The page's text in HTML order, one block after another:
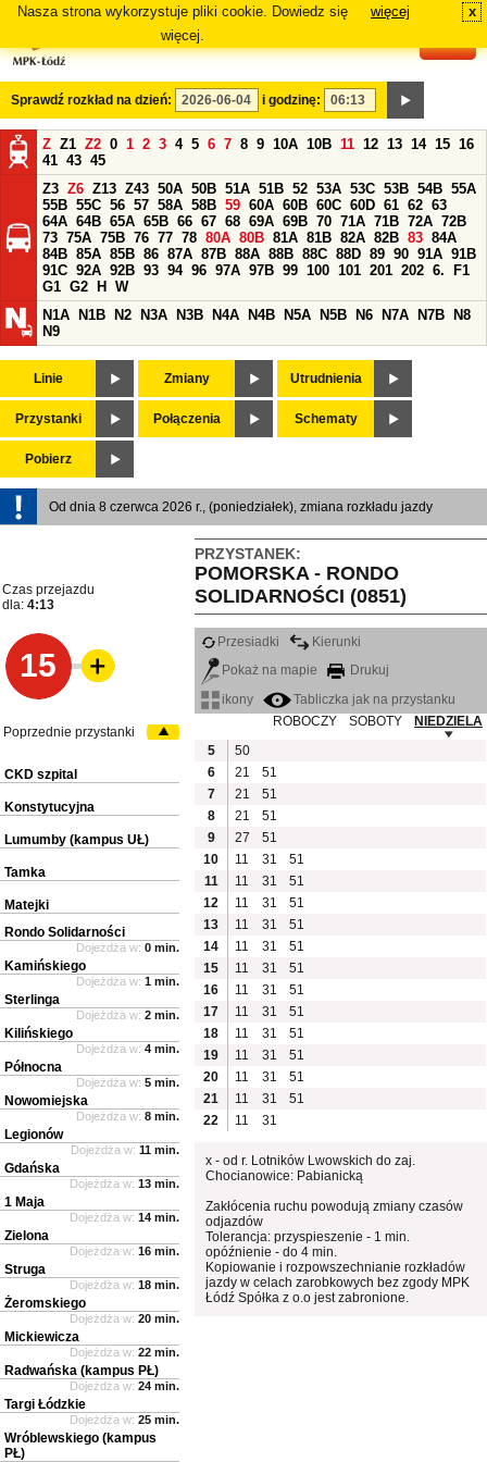
Nasza strona wykorzystuje pliki cookie. Dowiedz się
więcej.
więcej x
Sprawdź rozkład na dzień: i godzinę:
Z Z1 Z2 0 1 2 3 4 5 6 7 8 9 10A 10B 11 12 13 14 15 16
41 43 45
Z3 Z6 Z13 Z43 50A 50B 51A 51B 52 53A 53C 53B 54B 55A
55B 55C 56 57 58A 58B 59 60A 60B 60C 60D 61 62 63
64A 64B 65A 65B 66 67 68 69A 69B 70 71A 71B 72A 72B
73 75A 75B 76 77 78 80A 80B 81A 81B 82A 82B 83 84A
84B 85A 85B 86 87A 87B 88A 88B 88C 88D 89 90 91A 91B
91C 92A 92B 93 94 96 97A 97B 99 100 101 201 202 6.
F1
G1 G2 H
W
N1A
N1B N2 N3A N3B N4A N4B N5A N5B N6 N7A N7B
N8
N9
Linie Zmiany Utrudnienia
Przystanki Połączenia Schematy
Pobierz
Od dnia 8 czerwca 2026 r., (poniedziałek), zmiana rozkładu jazdy
PRZYSTANEK:
POMORSKA - RONDO
SOLIDARNOŚCI (0851)
Czas przejazdu
dla: 4:13
15
Przesiadki
Kierunki
Pokaż na mapie
Drukuj
ikony
Tabliczka jak na przystanku
ROBOCZY
SOBOTY
NIEDZIELA
5
50
6
21
51
7
21
51
8
21
51
9
27
51
10
11 31
51
11
11 31
51
12
11 31
51
13
11 31
51
14
11 31
51
15
11 31
51
16
11 31
51
17
11 31
51
18
11 31
51
19
11 31
51
20
11 31
51
21
11 31
51
22
11 31
x - od r. Lotników Lwowskich do zaj.
Chocianowice: Pabianicką
Zakłócenia ruchu powodują zmiany czasów
odjazdów
Tolerancja: przyspieszenie - 1 min.
opóźnienie - do 4 min.
Kopiowanie i rozpowszechnianie rozkładów
jazdy w celach zarobkowych bez zgody MPK
Łódź Spółka z o.o jest zabronione.
Poprzednie przystanki
CKD szpital
Konstytucyjna
Lumumby (kampus UŁ)
Tamka
Matejki
Rondo Solidarności
Dojeżdża w: 0 min.
Kamińskiego
Dojeżdża w: 1 min.
Sterlinga
Dojeżdża w: 2 min.
Kilińskiego
Dojeżdża w: 4 min.
Północna
Dojeżdża w: 5 min.
Nowomiejska
Dojeżdża w: 8 min.
Legionów
Dojeżdża w: 11 min.
Gdańska
Dojeżdża w: 13 min.
1 Maja
Dojeżdża w: 14 min.
Zielona
Dojeżdża w: 16 min.
Struga
Dojeżdża w: 18 min.
Żeromskiego
Dojeżdża w: 20 min.
Mickiewicza
Dojeżdża w: 22 min.
Radwańska (kampus PŁ)
Dojeżdża w: 24 min.
Targi Łódzkie
Dojeżdża w: 25 min.
Wróblewskiego (kampus
PŁ)